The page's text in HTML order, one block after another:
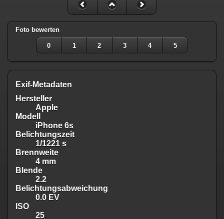
Foto bewerten
0 1 2 3 4 5
Exif-Metadaten
Hersteller
Apple
Modell
iPhone 6s
Belichtungszeit
1/1221 s
Brennweite
4 mm
Blende
2.2
Belichtungsabweichung
0.0 EV
ISO
25